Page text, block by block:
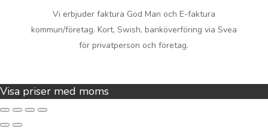
Vi erbjuder faktura God Man och E-faktura
kommun/företag. Kort, Swish, banköverföring via Svea
för privatperson och företag.
Visa priser med moms